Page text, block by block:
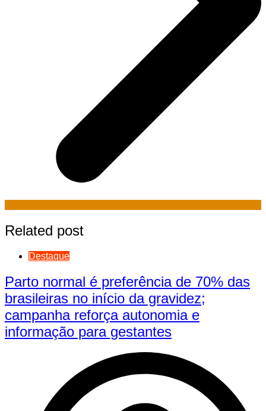
Related post
Destaque
Parto normal é preferência de 70% das
brasileiras no início da gravidez;
campanha reforça autonomia e
informação para gestantes